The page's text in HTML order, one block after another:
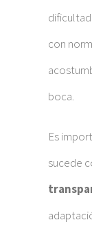
con
boca.
Es
sucede